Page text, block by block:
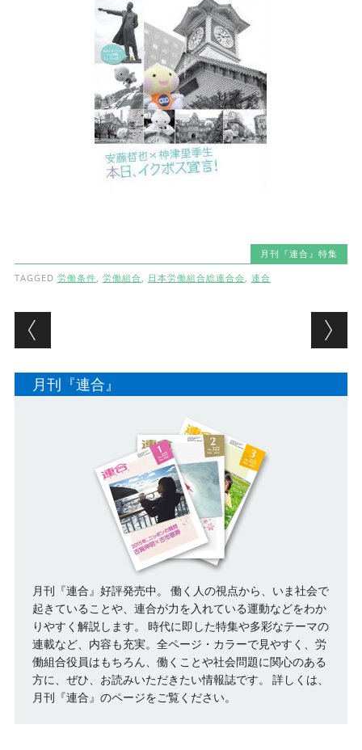
月刊『連合』特集
TAGGED 労働条件, 労働組合, 日本労働組合総連合会, 連合
Post navigation
月刊『連合』
月刊『連合』好評発売中。 働く人の視点から、いま社会で
起きていることや、連合が力を入れている運動などをわか
りやすく解説します。 時代に即した特集や多彩なテーマの
連載など、内容も充実。全ページ・カラーで見やすく、労
働組合役員はもちろん、働くことや社会問題に関心のある
方に、ぜひ、お読みいただきたい情報誌です。 詳しくは、
月刊『連合』のページをご覧ください。